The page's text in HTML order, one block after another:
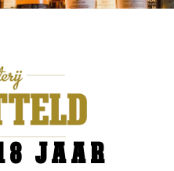
JAAR